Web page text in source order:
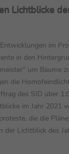
Lichtblicke
im
in den
um Bäume
die
des SID über
im Jahr 2021
die die
der Lichtblick des